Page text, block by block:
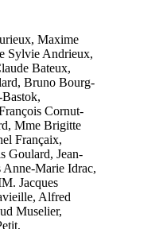
Maxime
Sylvie Andrieux,
Bateux,
Bruno Bourg-
Cornut-
Mme Brigitte
Françaix,
Goulard, Jean-
Marie Idrac,
Jacques
Alfred
Muselier,